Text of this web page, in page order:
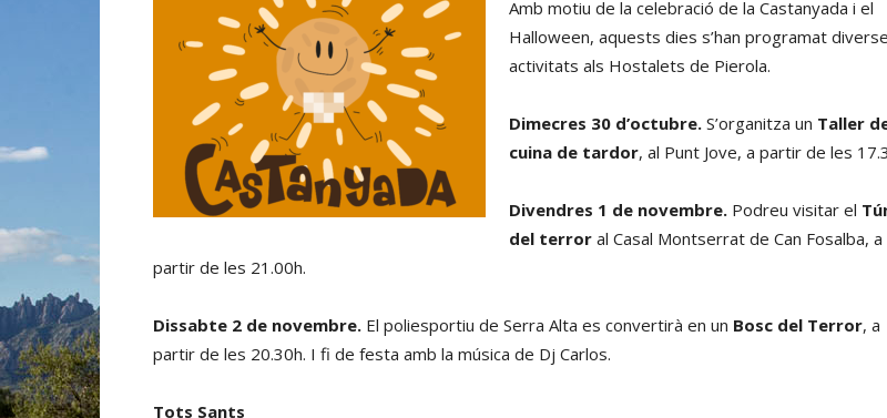
Amb motiu de la celebració de la Castanyada i el
Halloween, aquests dies s’han programat
activitats als Hostalets de Pierola.
Dimecres 30 d’octubre. S’organitza un Taller
cuina de tardor, al Punt Jove, a partir de les
Divendres 1 de novembre. Podreu visitar el
del terror al Casal Montserrat de Can Fosalba, a
partir de les 21.00h.
Dissabte 2 de novembre. El poliesportiu de Serra Alta es convertirà en un Bosc del Terror, a
partir de les 20.30h. I fi de festa amb la música de Dj Carlos.
Tots Sants